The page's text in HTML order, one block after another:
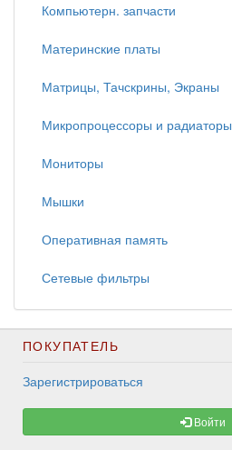
Компьютерн. запчасти
Материнские платы
Матрицы, Тачскрины, Экраны
Микропроцессоры и радиаторы
Мониторы
Мышки
Оперативная память
Сетевые фильтры
ПОКУПАТЕЛЬ
Зарегистрироваться
Войти